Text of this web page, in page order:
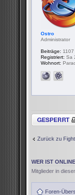
Ostro
Administrator
Beiträge: 1107
Registriert: Sa
Wohnort:
Thema gesperrt
Zurück zu
WER IST
Mitglieder in
Foren-